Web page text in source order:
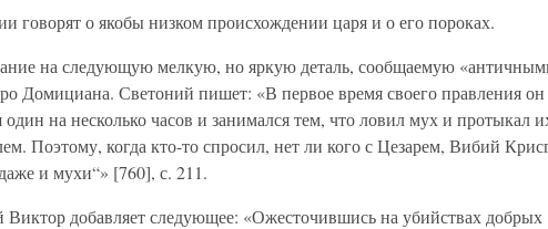
говорят о якобы низком происхождении царя и о его пороках.
на следующую мелкую, но яркую деталь, сообщаемую
Домициана. Светоний пишет: «В первое время своего правления
один на несколько часов и занимался тем, что ловил мух и протыкал
Поэтому, когда кто-то спросил, нет ли кого с Цезарем, Вибий
и мухи“» [760], с. 211.
Виктор добавляет следующее: «Ожесточившись на убийствах добрых